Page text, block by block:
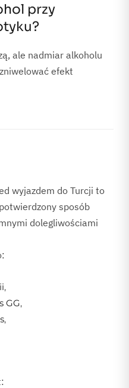
przy
ale nadmiar alkoholu
efekt
wyjazdem do Turcji to
sposób
dolegliwościami
,
GG,
,